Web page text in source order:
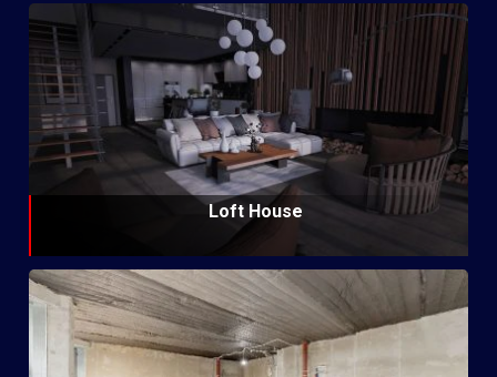
Loft House